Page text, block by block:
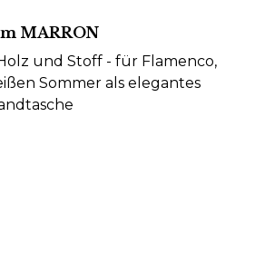
MARRON
und Stoff - für Flamenco,
Sommer als elegantes